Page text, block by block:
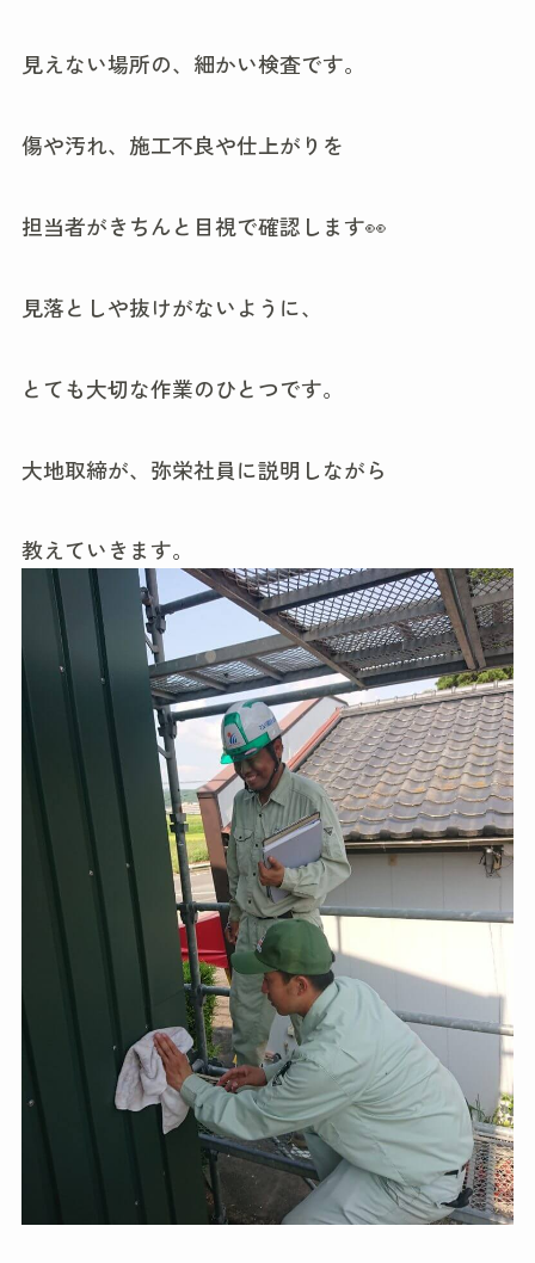
見えない場所の、細かい検査です。
傷や汚れ、施工不良や仕上がりを
担当者がきちんと目視で確認します👀
見落としや抜けがないように、
とても大切な作業のひとつです。
大地取締が、弥栄社員に説明しながら
教えていきます。